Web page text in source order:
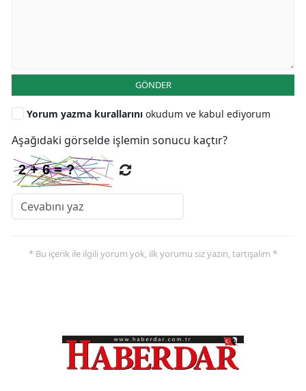
GÖNDER
Yorum yazma kurallarını okudum ve kabul ediyorum
Aşağıdaki görselde işlemin sonucu kaçtır?
* Bu içerik ile ilgili yorum yok, ilk yorumu siz yazın, tartışalım *